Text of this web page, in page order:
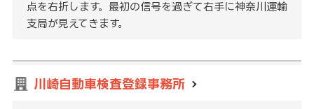
点を右折します。最初の信号を過ぎて右手に神奈川運輸
支局が見えてきます。
川崎自動車検査登録事務所